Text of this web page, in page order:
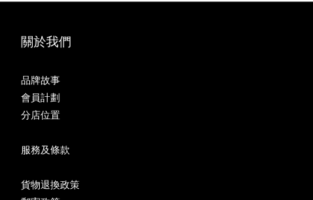
關於我們
品牌故事
會員計劃
分店位置
服務及條款
貨物退換政策